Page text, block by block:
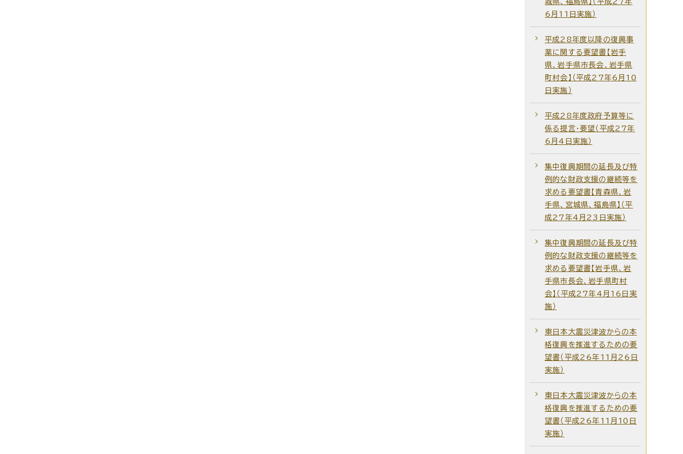
6月11日実施）
平成28年度以降の復興事
業に関する要望書【岩手
県、岩手県市長会、岩手県
町村会】（平成27年6月10
日実施）
平成28年度政府予算等に
係る提言・要望（平成27年
6月4日実施）
集中復興期間の延長及び特
例的な財政支援の継続等を
求める要望書【青森県、岩
手県、宮城県、福島県】（平
成27年4月23日実施）
集中復興期間の延長及び特
例的な財政支援の継続等を
求める要望書【岩手県、岩
手県市長会、岩手県町村
会】（平成27年4月16日実
施）
東日本大震災津波からの本
格復興を推進するための要
望書（平成26年11月26日
実施）
東日本大震災津波からの本
格復興を推進するための要
望書（平成26年11月10日
実施）